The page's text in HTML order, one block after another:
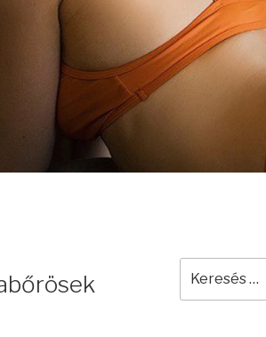
következő